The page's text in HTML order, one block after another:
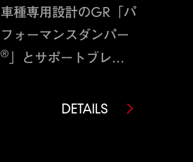
車種専用設計のGR「パ
フォーマンスダンパー
®
」とサポートブレー
のダンパーとブレース
DETAILS